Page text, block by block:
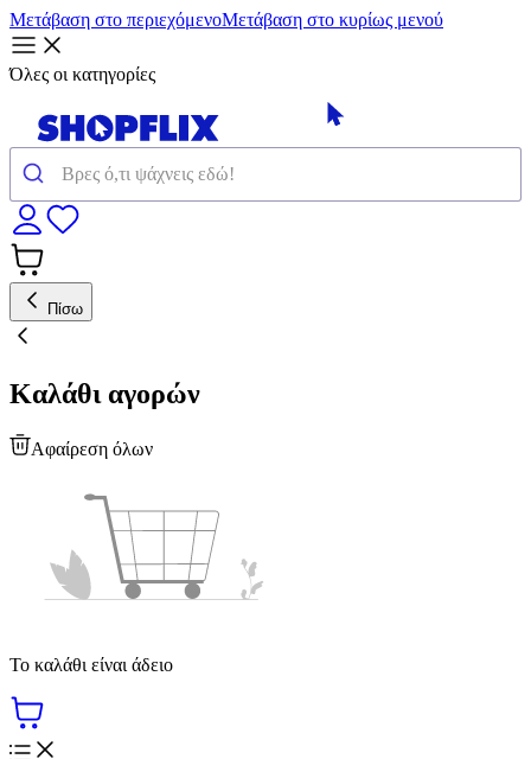
Μετάβαση στο περιεχόμενοΜετάβαση στο κυρίως μενού
Όλες οι κατηγορίες
Πίσω
Καλάθι αγορών
Αφαίρεση όλων
Το καλάθι είναι άδειο